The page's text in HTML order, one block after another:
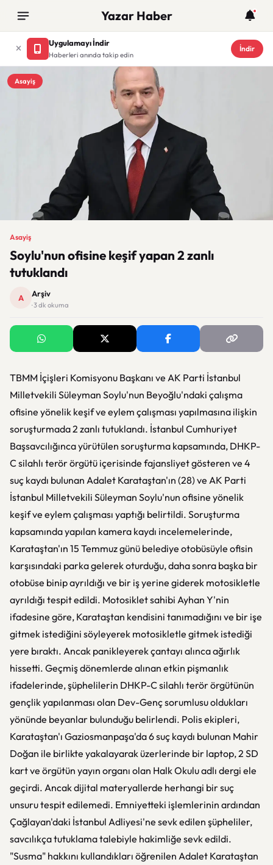
Yazar Haber
Uygulamayı İndir
Haberleri anında takip edin
İndir
Asayiş
Asayiş
Soylu'nun ofisine keşif yapan 2 zanlı
tutuklandı
A Arşiv
· 3 dk okuma
TBMM İçişleri Komisyonu Başkanı ve AK Parti İstanbul
Milletvekili Süleyman Soylu'nun Beyoğlu'ndaki çalışma
ofisine yönelik keşif ve eylem çalışması yapılmasına ilişkin
soruşturmada 2 zanlı tutuklandı. İstanbul Cumhuriyet
Başsavcılığınca yürütülen soruşturma kapsamında, DHKP-
C silahlı terör örgütü içerisinde fajansliyet gösteren ve 4
suç kaydı bulunan Adalet Karataştan'ın (28) ve AK Parti
İstanbul Milletvekili Süleyman Soylu'nun ofisine yönelik
keşif ve eylem çalışması yaptığı belirtildi. Soruşturma
kapsamında yapılan kamera kaydı incelemelerinde,
Karataştan'ın 15 Temmuz günü belediye otobüsüyle ofisin
karşısındaki parka gelerek oturduğu, daha sonra başka bir
otobüse binip ayrıldığı ve bir iş yerine giderek motosikletle
ayrıldığı tespit edildi. Motosiklet sahibi Ayhan Y'nin
ifadesine göre, Karataştan kendisini tanımadığını ve bir işe
gitmek istediğini söyleyerek motosikletle gitmek istediği
yere bıraktı. Ancak panikleyerek çantayı alınca ağırlık
hissetti. Geçmiş dönemlerde alınan etkin pişmanlık
ifadelerinde, şüphelilerin DHKP-C silahlı terör örgütünün
gençlik yapılanması olan Dev-Genç sorumlusu oldukları
yönünde beyanlar bulunduğu belirlendi. Polis ekipleri,
Karataştan'ı Gaziosmanpaşa'da 6 suç kaydı bulunan Mahir
Doğan ile birlikte yakalayarak üzerlerinde bir laptop, 2 SD
kart ve örgütün yayın organı olan Halk Okulu adlı dergi ele
geçirdi. Ancak dijital materyallerde herhangi bir suç
unsuru tespit edilemedi. Emniyetteki işlemlerinin ardından
Çağlayan'daki İstanbul Adliyesi'ne sevk edilen şüpheliler,
savcılıkça tutuklama talebiyle hakimliğe sevk edildi.
"Susma" hakkını kullandıkları öğrenilen Adalet Karataştan